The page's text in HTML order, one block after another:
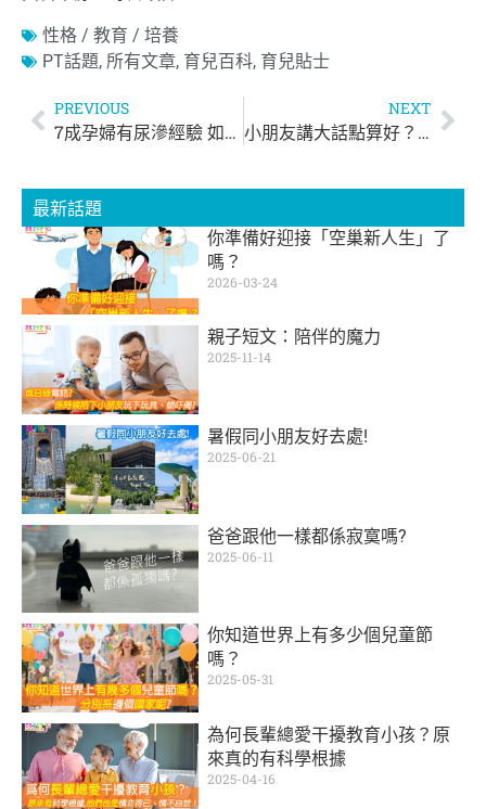
性格 / 教育 / 培養
PT話題, 所有文章, 育兒百科, 育兒貼士
PREVIOUS
7成孕婦有尿滲經驗 如何預防產後尿滲？
NEXT
小朋友講大話點算好？溝通最重要 切勿「喊打喊殺」
最新話題
你準備好迎接「空巢新人生」了
嗎？
2026-03-24
親子短文：陪伴的魔力
2025-11-14
暑假同小朋友好去處!
2025-06-21
爸爸跟他一樣都係寂寞嗎?
2025-06-11
你知道世界上有多少個兒童節
嗎？
2025-05-31
為何長輩總愛干擾教育小孩？原
來真的有科學根據
2025-04-16